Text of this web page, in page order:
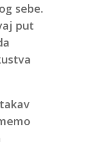
sebe.
put